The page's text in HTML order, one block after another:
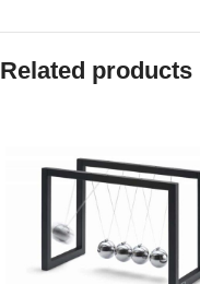
Related products